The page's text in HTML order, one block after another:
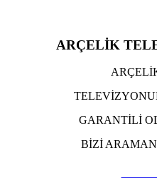
ARÇELİK
GARANTİLİ
BİZİ